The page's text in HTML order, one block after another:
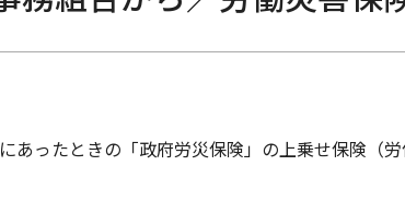
あったときの「政府労災保険」の上乗せ保険（